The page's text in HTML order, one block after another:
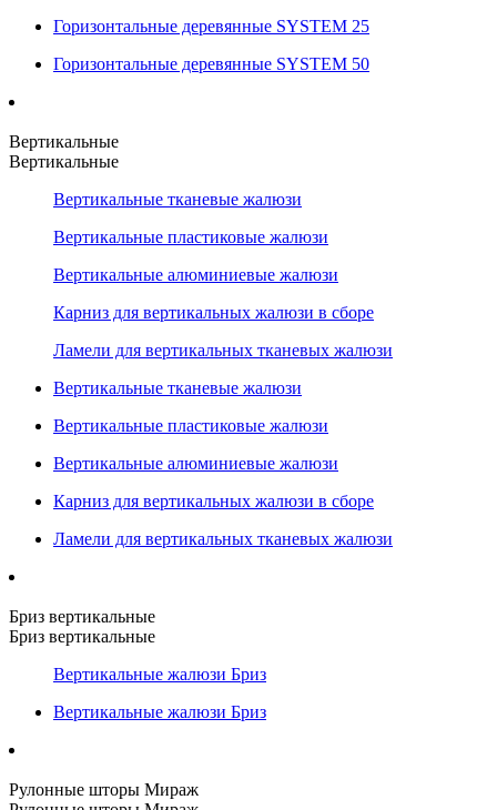
Горизонтальные деревянные SYSTEM 25
Горизонтальные деревянные SYSTEM 50
Вертикальные
Вертикальные
Вертикальные тканевые жалюзи
Вертикальные пластиковые жалюзи
Вертикальные алюминиевые жалюзи
Карниз для вертикальных жалюзи в сборе
Ламели для вертикальных тканевых жалюзи
Вертикальные тканевые жалюзи
Вертикальные пластиковые жалюзи
Вертикальные алюминиевые жалюзи
Карниз для вертикальных жалюзи в сборе
Ламели для вертикальных тканевых жалюзи
Бриз вертикальные
Бриз вертикальные
Вертикальные жалюзи Бриз
Вертикальные жалюзи Бриз
Рулонные шторы Мираж